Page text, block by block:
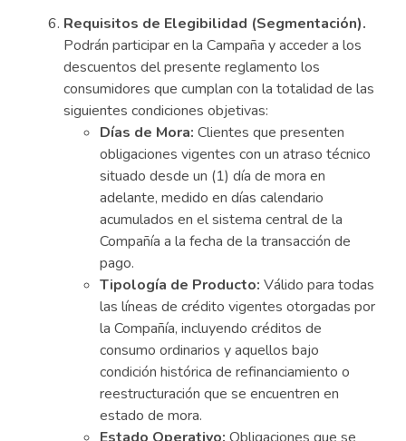
Requisitos de Elegibilidad (Segmentación).
Podrán participar en la Campaña y acceder a los
descuentos del presente reglamento los
consumidores que cumplan con la totalidad de las
siguientes condiciones objetivas:
Días de Mora: Clientes que presenten
obligaciones vigentes con un atraso técnico
situado desde un (1) día de mora en
adelante, medido en días calendario
acumulados en el sistema central de la
Compañía a la fecha de la transacción de
pago.
Tipología de Producto: Válido para todas
las líneas de crédito vigentes otorgadas por
la Compañía, incluyendo créditos de
consumo ordinarios y aquellos bajo
condición histórica de refinanciamiento o
reestructuración que se encuentren en
estado de mora.